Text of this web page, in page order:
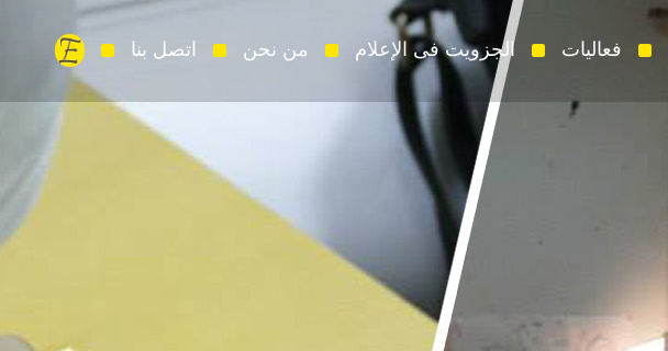
فعاليات الجزويت فى الإعلام من نحن اتصل بنا